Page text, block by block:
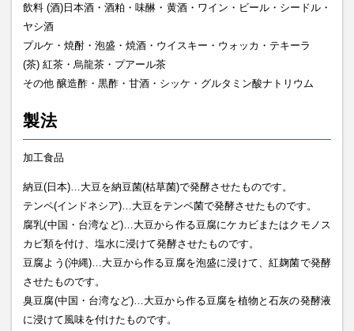
飲料 (酒)日本酒・酒粕・味醂・黄酒・ワイン・ビール・シードル・
ヤシ酒
プルケ・焼酎・泡盛・焼酒・ウイスキー・ウォッカ・テキーラ
(茶) 紅茶・烏龍茶・プアール茶
その他 醸造酢・黒酢・甘酒・シッケ・グルタミン酸ナトリウム
製法
加工食品
納豆(日本)…大豆を納豆菌(枯草菌)で発酵させたものです。
テンペ(インドネシア)…大豆をテンペ菌で発酵させたものです。
腐乳(中国・台湾など)…大豆から作る豆腐にケカビまたはクモノス
カビ類を付け、塩水に浸けて発酵させたものです。
豆腐よう(沖縄)…大豆から作る豆腐を泡盛に浸けて、紅麹菌で発酵
させたものです。
臭豆腐(中国・台湾など)…大豆から作る豆腐を植物と石灰の発酵液
に浸けて風味を付けたものです。